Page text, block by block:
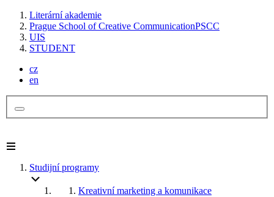
Literární akademie
Prague School of Creative CommunicationPSCC
UIS
STUDENT
cz
en
Studijní programy
Kreativní marketing a komunikace